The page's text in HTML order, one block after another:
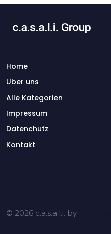
Home
Uber uns
Alle Kategorien
Impressum
Datenchutz
Kontakt
© 2026 c.a.s.a.l.i. by